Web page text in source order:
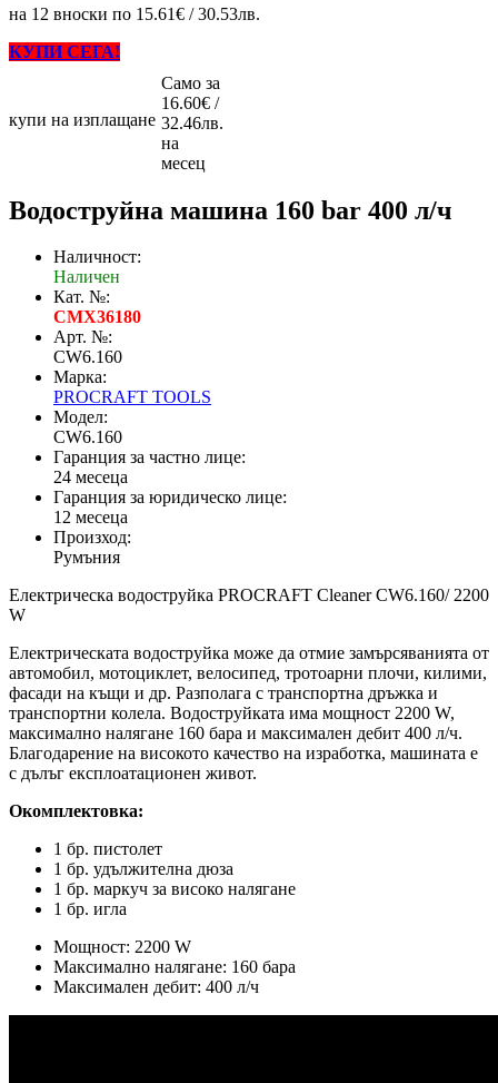
на 12 вноски по 15.61€ / 30.53лв.
КУПИ СЕГА!
купи на изплащане
Само за
16.60€ /
32.46лв.
на
месец
Водоструйна машина 160 bar 400 л/ч
Наличност:
Наличен
Кат. №:
CMX36180
Арт. №:
CW6.160
Марка:
PROCRAFT TOOLS
Модел:
CW6.160
Гаранция за частно лице:
24 месеца
Гаранция за юридическо лице:
12 месеца
Произход:
Румъния
Електрическа водоструйка PROCRAFT Cleaner CW6.160/ 2200
W
Електрическата водоструйка може да отмие замърсяванията от
автомобил, мотоциклет, велосипед, тротоарни плочи, килими,
фасади на къщи и др. Разполага с транспортна дръжка и
транспортни колела. Водоструйката има мощност 2200 W,
максимално налягане 160 бара и максимален дебит 400 л/ч.
Благодарение на високото качество на изработка, машината е
с дълъг експлоатационен живот.
Окомплектовка:
1 бр. пистолет
1 бр. удължителна дюза
1 бр. маркуч за високо налягане
1 бр. игла
Мощност: 2200 W
Максимално налягане: 160 бара
Максимален дебит: 400 л/ч